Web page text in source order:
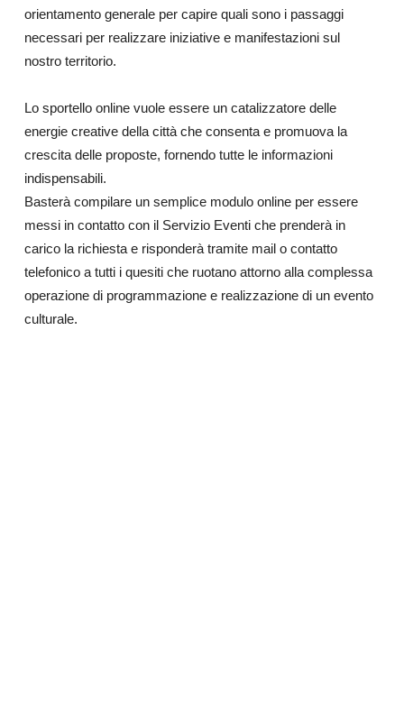
orientamento generale per capire quali sono i passaggi
necessari per realizzare iniziative e manifestazioni sul
nostro territorio.
Lo sportello online vuole essere un catalizzatore delle
energie creative della città che consenta e promuova la
crescita delle proposte, fornendo tutte le informazioni
indispensabili.
Basterà compilare un semplice modulo online per essere
messi in contatto con il Servizio Eventi che prenderà in
carico la richiesta e risponderà tramite mail o contatto
telefonico a tutti i quesiti che ruotano attorno alla complessa
operazione di programmazione e realizzazione di un evento
culturale.